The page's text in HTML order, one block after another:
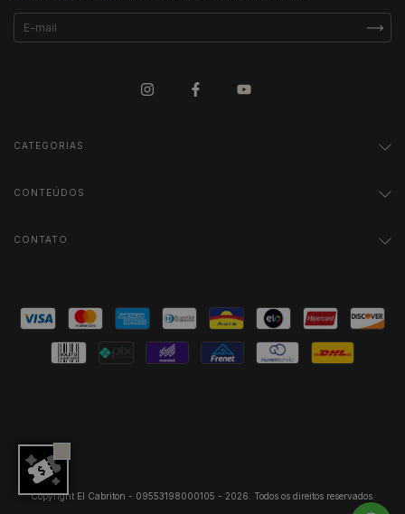
CATEGORIAS
CONTEÚDOS
CONTATO
Copyright El Cabriton - 09553198000105 - 2026. Todos os direitos reservados.